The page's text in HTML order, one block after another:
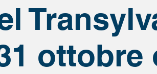
ottobre